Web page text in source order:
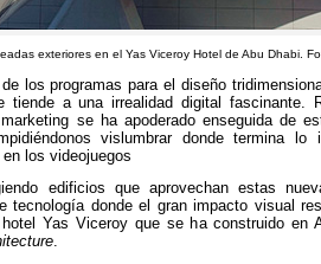
exteriores en el Yas Viceroy Hotel de Abu Dhabi.
los programas para el diseño
tiende a una irrealidad digital
se ha apoderado enseguida de
vislumbrar donde termina
los videojuegos
edificios que aprovechan estas
tecnología donde el gran impacto visual
Yas Viceroy que se ha construido en
.